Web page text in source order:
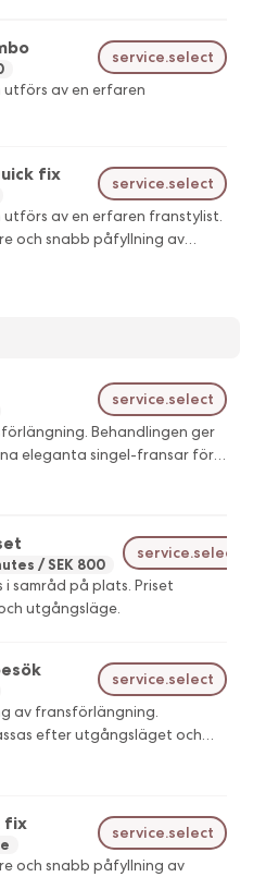
service.select
av en erfaren
fix
service.select
av en erfaren franstylist.
och snabb påfyllning av
30 minuter.
service.select
Behandlingen ger
eleganta singel-fransar för
SEK 800
service.select
i samråd på plats. Priset
utgångsläge.
service.select
av fransförlängning.
efter utgångsläget och
Priset varierar beroende på
fix
service.select
och snabb påfyllning av